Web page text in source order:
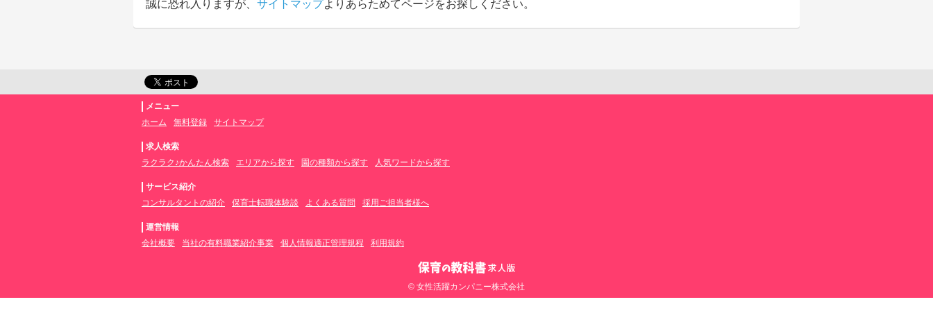
誠に恐れ入りますが、 サイトマップよりあらためてページをお探しください。
メニュー
ホーム
無料登録 サイトマップ
求人検索
ラクラク♪かんたん検索
エリアから探す 園の種類から探す 人気ワードから探す
サービス紹介
コンサルタントの紹介
保育士転職体験談 よくある質問 採用ご担当者様へ
運営情報
会社概要
当社の有料職業紹介事業 個人情報適正管理規程 利用規約
© 女性活躍カンパニー株式会社